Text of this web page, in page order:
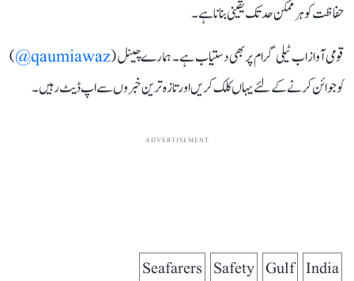
حفاظت کو ہر ممکن حد تک یقینی بنانا ہے۔
قومی آواز اب ٹیلی گرام پر بھی دستیاب ہے۔ ہمارے چینل (qaumiawaz@
)
کو جوائن کرنے کے لئے یہاں کلک کریں اور تازہ ترین خبروں سے اپ ڈیٹ رہیں۔
ADVERTISEMENT
India
Gulf
Safety
Seafarers